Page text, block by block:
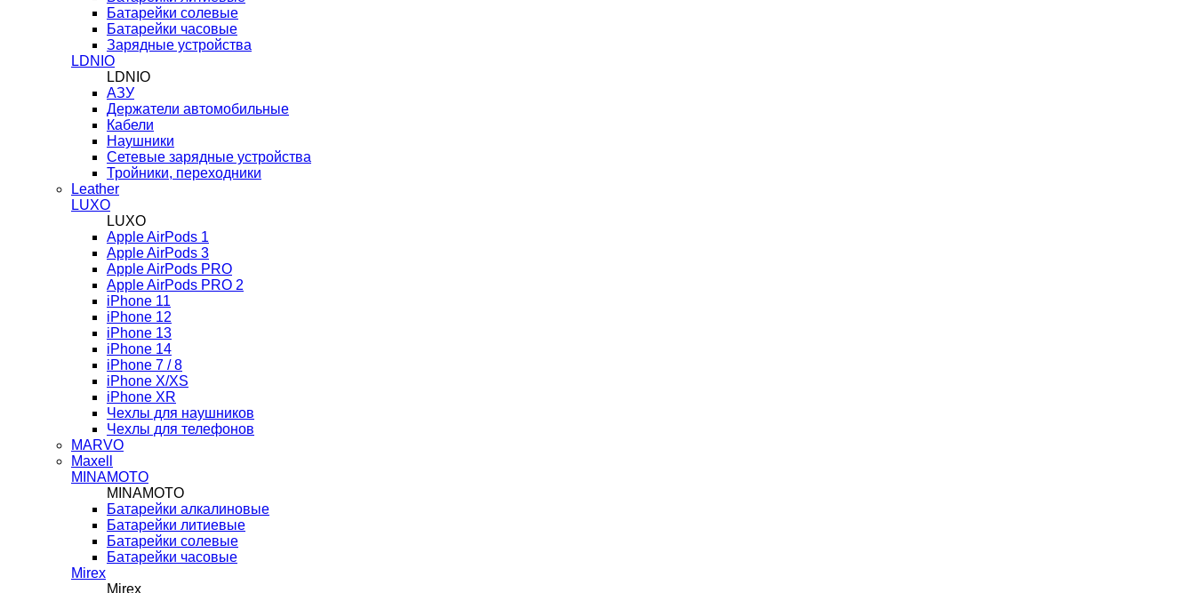
Батарейки солевые
Батарейки часовые
Зарядные устройства
LDNIO
LDNIO
АЗУ
Держатели автомобильные
Кабели
Наушники
Сетевые зарядные устройства
Тройники, переходники
Leather
LUXO
LUXO
Apple AirPods 1
Apple AirPods 3
Apple AirPods PRO
Apple AirPods PRO 2
iPhone 11
iPhone 12
iPhone 13
iPhone 14
iPhone 7 / 8
iPhone X/XS
iPhone XR
Чехлы для наушников
Чехлы для телефонов
MARVO
Maxell
MINAMOTO
MINAMOTO
Батарейки алкалиновые
Батарейки литиевые
Батарейки солевые
Батарейки часовые
Mirex
Mirex